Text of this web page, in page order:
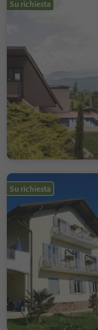
Su richiesta
Su richiesta